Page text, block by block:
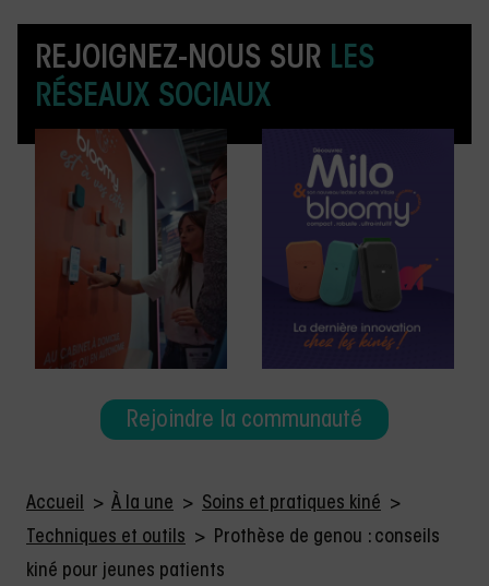
REJOIGNEZ-NOUS SUR LES
RÉSEAUX SOCIAUX
Rejoindre la communauté
Accueil > À la une > Soins et pratiques kiné >
Techniques et outils > Prothèse de genou : conseils
kiné pour jeunes patients